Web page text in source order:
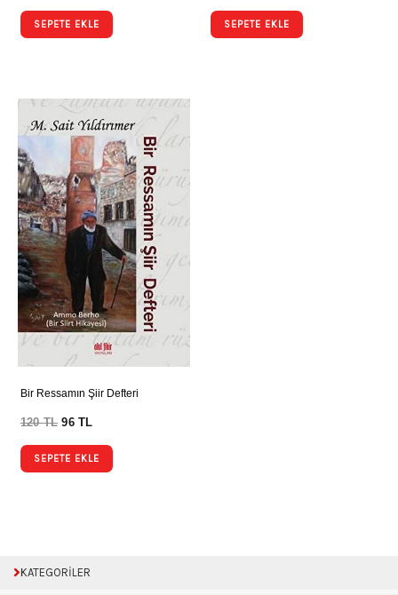
SEPETE EKLE SEPETE EKLE
Bir Ressamın Şiir Defteri
120TL 96TL
SEPETE EKLE
KATEGORİLER